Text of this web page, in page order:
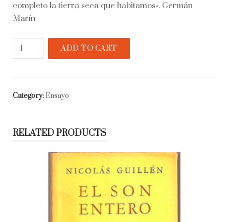
completo la tierra seca que habitamos». Germán
Marín
Fuera
Retratos
de
escritores
ADD TO CART
Category:Ensayo
RELATED PRODUCTS